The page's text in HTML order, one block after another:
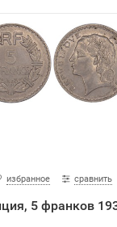
избранное сравнить
5 франков